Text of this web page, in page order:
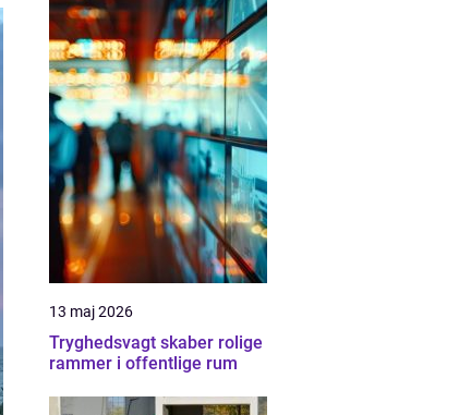
13 maj 2026
Tryghedsvagt skaber rolige
rammer i offentlige rum